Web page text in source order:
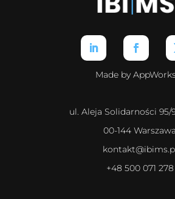
Made by
ul. Aleja Solidarności 95/
00-144 Warszawa
+48 500 071 278